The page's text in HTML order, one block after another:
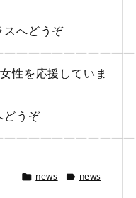
へどうぞ
性を応援していま
どうぞ
 news  news